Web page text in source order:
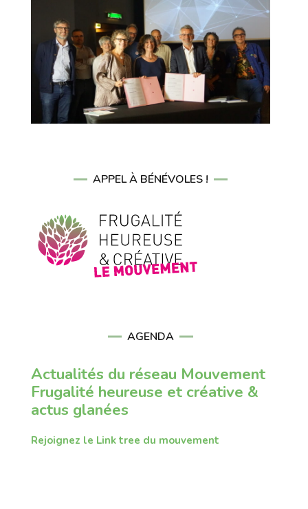
APPEL À BÉNÉVOLES !
AGENDA
Actualités du réseau Mouvement
Frugalité heureuse et créative &
actus glanées
Rejoignez le Link tree du mouvement